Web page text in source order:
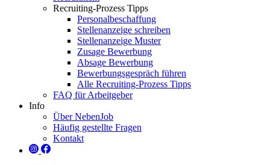
Recruiting-Prozess Tipps
Personalbeschaffung
Stellenanzeige schreiben
Stellenanzeige Muster
Zusage Bewerbung
Absage Bewerbung
Bewerbungsgespräch führen
Alle Recruiting-Prozess Tipps
FAQ für Arbeitgeber
Info
Über NebenJob
Häufig gestellte Fragen
Kontakt